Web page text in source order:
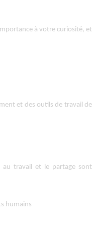
à votre curiosité, et
et des outils de travail de
travail et le partage sont
humains